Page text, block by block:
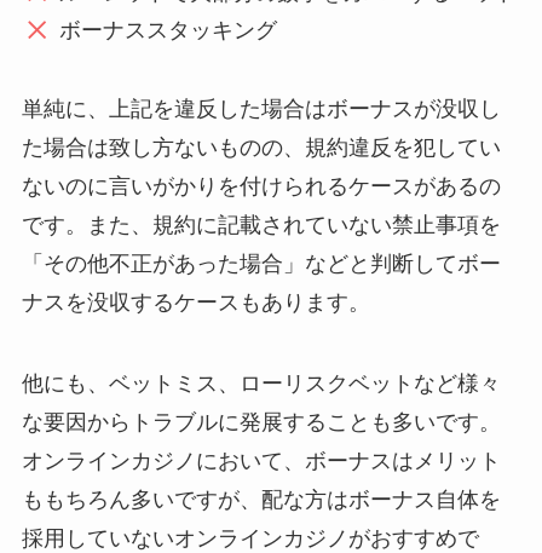
ボーナススタッキング
単純に、上記を違反した場合はボーナスが没収し
た場合は致し方ないものの、規約違反を犯してい
ないのに言いがかりを付けられるケースがあるの
です。また、規約に記載されていない禁止事項を
「その他不正があった場合」などと判断してボー
ナスを没収するケースもあります。
他にも、ベットミス、ローリスクベットなど様々
な要因からトラブルに発展することも多いです。
オンラインカジノにおいて、ボーナスはメリット
ももちろん多いですが、配な方はボーナス自体を
採用していないオンラインカジノがおすすめで